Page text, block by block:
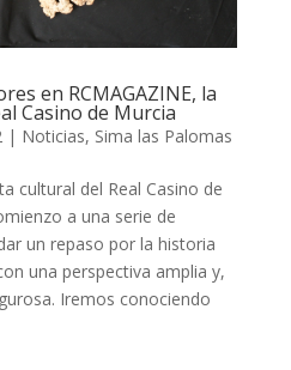
en RCMAGAZINE, la
Casino de Murcia
| Noticias, Sima las Palomas
cultural del Real Casino de
a una serie de
un repaso por la historia
una perspectiva amplia y,
Iremos conociendo